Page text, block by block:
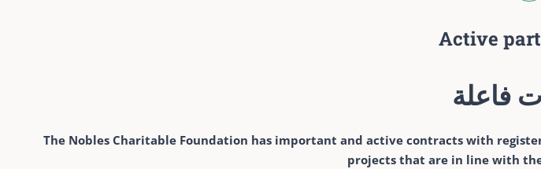
Active
فاعلة
The Nobles Charitable Foundation has important and active contracts with
projects that are in line with